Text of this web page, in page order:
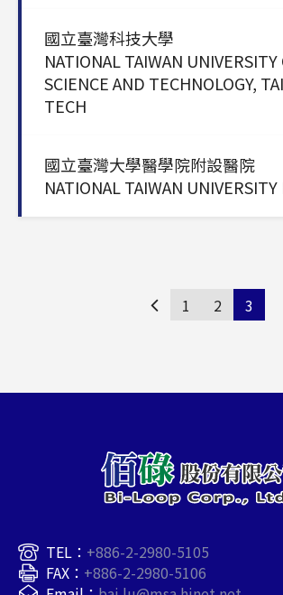
國立臺灣科技大學
NATIONAL TAIWAN UNIVERSITY
SCIENCE AND TECHNOLOGY,
TECH
國立臺灣大學醫學院附設醫院
NATIONAL TAIWAN
1 2 3
TEL： +886-2-2980-5105
FAX： +886-2-2980-5106